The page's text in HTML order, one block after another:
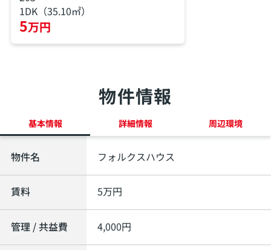
1DK（35.10㎡）
5万円
物件情報
基本情報 詳細情報 周辺環境
物件名 フォルクスハウス
賃料 5万円
管理 / 共益費 4,000円